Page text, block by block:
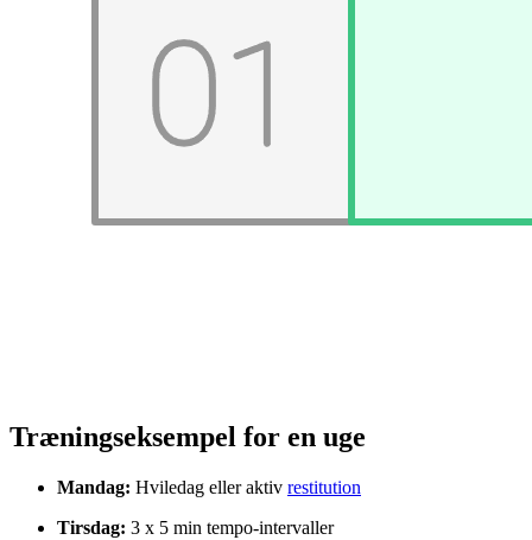
Træningseksempel for en uge
Mandag: Hviledag eller aktiv restitution
Tirsdag: 3 x 5 min tempo-intervaller